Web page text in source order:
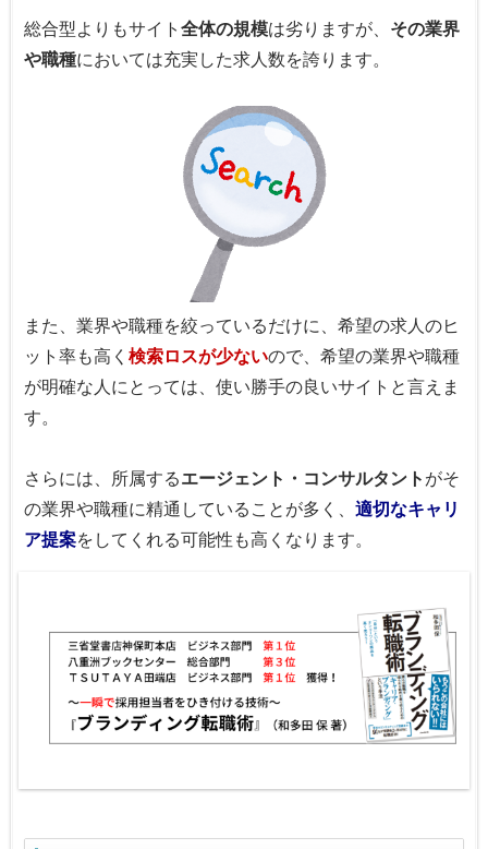
総合型よりもサイト 全体の規模は劣りますが、 その業界
や職種においては充実した求人数を誇ります。
また、業界や職種を絞っているだけに、希望の求人のヒ
ット率も高く 検索ロスが少ないので、希望の業界や職種
が明確な人にとっては、使い勝手の良いサイトと言えま
す。
さらには、所属するエージェント・コンサルタント がそ
の業界や職種に精通していることが多く、 適切なキャリ
ア提案をしてくれる可能性も高くなります。